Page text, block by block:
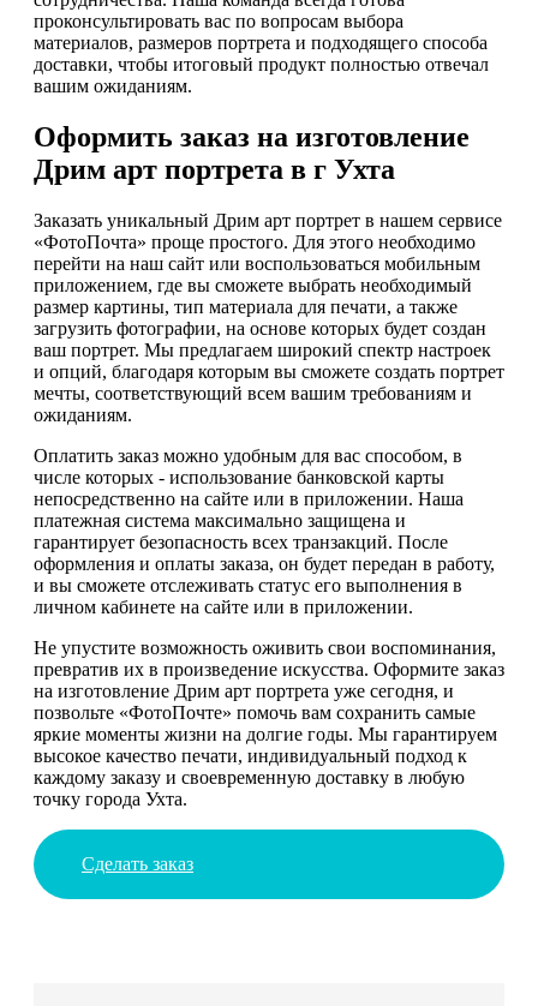
проконсультировать вас по вопросам выбора
материалов, размеров портрета и подходящего способа
доставки, чтобы итоговый продукт полностью отвечал
вашим ожиданиям.
Оформить заказ на изготовление
Дрим арт портрета в г Ухта
Заказать уникальный Дрим арт портрет в нашем сервисе
«ФотоПочта» проще простого. Для этого необходимо
перейти на наш сайт или воспользоваться мобильным
приложением, где вы сможете выбрать необходимый
размер картины, тип материала для печати, а также
загрузить фотографии, на основе которых будет создан
ваш портрет. Мы предлагаем широкий спектр настроек
и опций, благодаря которым вы сможете создать портрет
мечты, соответствующий всем вашим требованиям и
ожиданиям.
Оплатить заказ можно удобным для вас способом, в
числе которых - использование банковской карты
непосредственно на сайте или в приложении. Наша
платежная система максимально защищена и
гарантирует безопасность всех транзакций. После
оформления и оплаты заказа, он будет передан в работу,
и вы сможете отслеживать статус его выполнения в
личном кабинете на сайте или в приложении.
Не упустите возможность оживить свои воспоминания,
превратив их в произведение искусства. Оформите заказ
на изготовление Дрим арт портрета уже сегодня, и
позвольте «ФотоПочте» помочь вам сохранить самые
яркие моменты жизни на долгие годы. Мы гарантируем
высокое качество печати, индивидуальный подход к
каждому заказу и своевременную доставку в любую
точку города Ухта.
Сделать заказ